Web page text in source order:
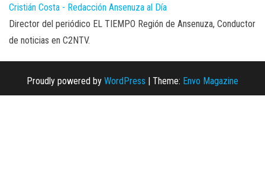
Cristián Costa - Redacción Ansenuza al Día
Director del periódico EL TIEMPO Región de Ansenuza, Conductor
de noticias en C2NTV.
Proudly powered by WordPress Theme: Envo Magazine